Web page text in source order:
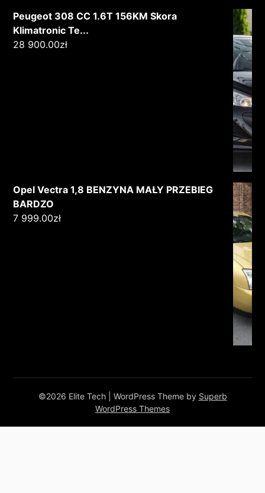
Peugeot 308 CC 1.6T 156KM Skora
Klimatronic Te...
28 900.00zł
Opel Vectra 1,8 BENZYNA MAŁY PRZEBIEG
BARDZO
7 999.00zł
©2026 Elite Tech | WordPress Theme by Superb
WordPress Themes